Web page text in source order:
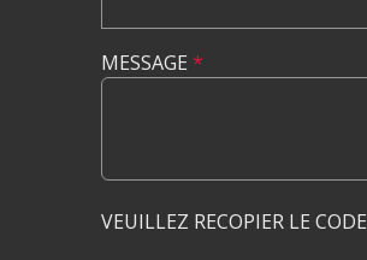
MESSAGE *
VEUILLEZ RECOPIER LE CODE